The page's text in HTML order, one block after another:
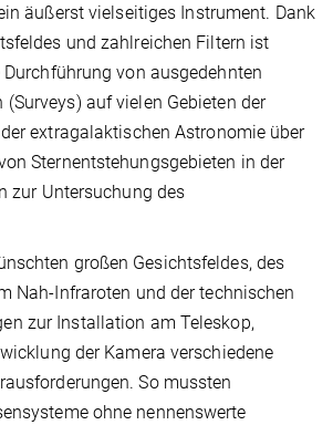
äußerst vielseitiges Instrument. Dank
und zahlreichen Filtern ist
Durchführung von ausgedehnten
(Surveys) auf vielen Gebieten der
extragalaktischen Astronomie über
Sternentstehungsgebieten in der
zur Untersuchung des
großen Gesichtsfeldes, des
Nah-Infraroten und der technischen
zur Installation am Teleskop,
der Kamera verschiedene
So mussten
ohne nennenswerte